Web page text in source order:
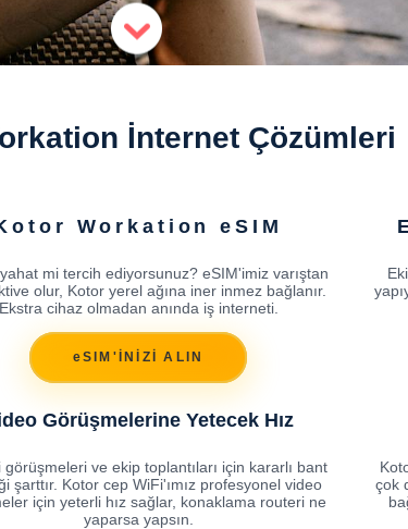
İnternet Çözümleri
Workation eSIM
mi tercih ediyorsunuz? eSIM'imiz varıştan
olur, Kotor yerel ağına iner inmez bağlanır.
Ekstra cihaz olmadan anında iş interneti.
eSIM'İNİZİ ALIN
Görüşmelerine Yetecek Hız
görüşmeleri ve ekip toplantıları için kararlı bant
şarttır. Kotor cep WiFi'ımız profesyonel video
için yeterli hız sağlar, konaklama routeri ne
yaparsa yapsın.
çok